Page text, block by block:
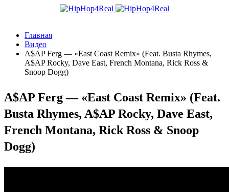
Главная
Видео
A$AP Ferg — «East Coast Remix» (Feat. Busta Rhymes,
A$AP Rocky, Dave East, French Montana, Rick Ross &
Snoop Dogg)
A$AP Ferg — «East Coast Remix» (Feat.
Busta Rhymes, A$AP Rocky, Dave East,
French Montana, Rick Ross & Snoop
Dogg)